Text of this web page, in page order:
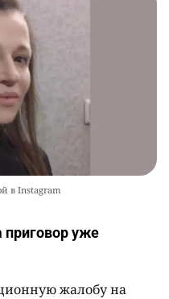
в Instagram
уже
жалобу на